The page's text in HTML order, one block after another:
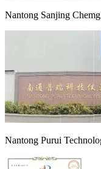
Nantong Sanjing
Nantong Purui